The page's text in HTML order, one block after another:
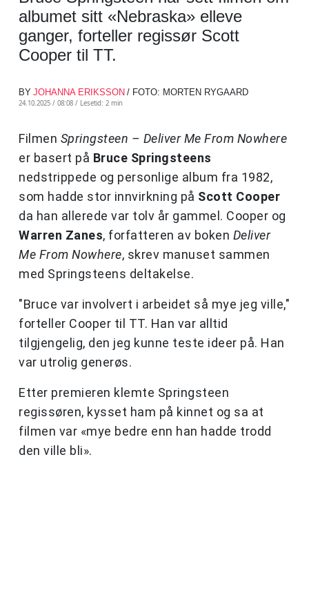
albumet sitt «Nebraska» elleve
ganger, forteller regissør Scott
Cooper til TT.
BY JOHANNA ERIKSSON / FOTO: MORTEN RYGAARD
24.10.2025 / 08:08 / Lesetid: 2 min
Filmen Springsteen – Deliver Me From Nowhere
er basert på Bruce Springsteens
nedstrippede og personlige album fra 1982,
som hadde stor innvirkning på Scott Cooper
da han allerede var tolv år gammel. Cooper og
Warren Zanes, forfatteren av boken Deliver
Me From Nowhere, skrev manuset sammen
med Springsteens deltakelse.
"Bruce var involvert i arbeidet så mye jeg ville,"
forteller Cooper til TT. Han var alltid
tilgjengelig, den jeg kunne teste ideer på. Han
var utrolig generøs.
Etter premieren klemte Springsteen
regissøren, kysset ham på kinnet og sa at
filmen var «mye bedre enn han hadde trodd
den ville bli».